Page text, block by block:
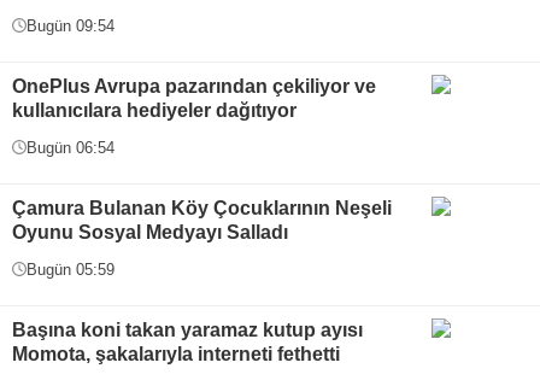
Bugün 09:54
OnePlus Avrupa pazarından çekiliyor ve
kullanıcılara hediyeler dağıtıyor
Bugün 06:54
Çamura Bulanan Köy Çocuklarının Neşeli
Oyunu Sosyal Medyayı Salladı
Bugün 05:59
Başına koni takan yaramaz kutup ayısı
Momota, şakalarıyla interneti fethetti